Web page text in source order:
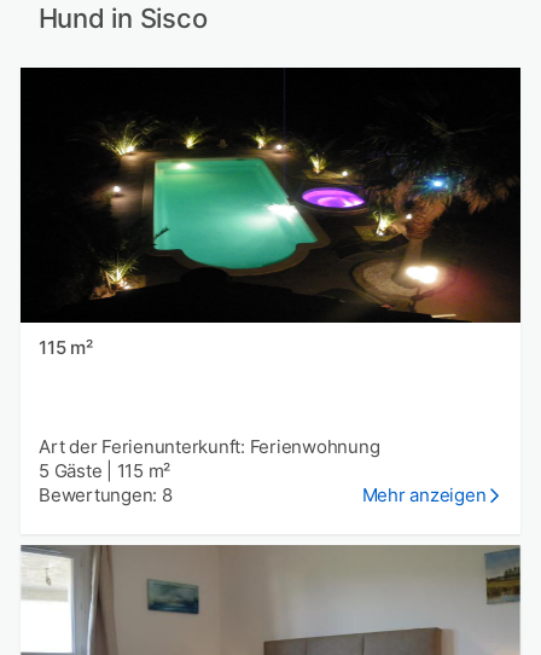
Hund in Sisco
115 m²
Art der Ferienunterkunft: Ferienwohnung
5 Gäste
115 m²
Bewertungen: 8
Mehr anzeigen